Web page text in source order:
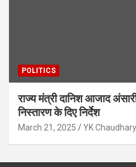
POLITICS
राज्य मंत्री दानिश आजाद
निस्तारण के दिए निर्देश
March 21, 2025 YK Chaudhary